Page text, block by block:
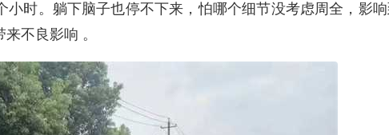
小时。躺下脑子也停不下来，怕哪个细节没考虑周全，影
不良影响 。